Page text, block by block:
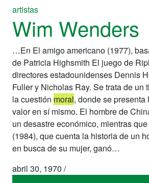
artistas
Wim Wenders
…En El amigo americano (1977),
de Patricia Highsmith El juego de
directores estadounidenses Dennis
Fuller y Nicholas Ray. Se trata de un
la cuestión moral, donde se
valor en sí mismo. El hombre de
un desastre económico, mientras
(1984), que cuenta la historia de un
en busca de su mujer, ganó…
abril 30, 1970 /